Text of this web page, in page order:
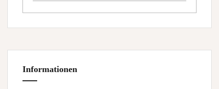
Informationen